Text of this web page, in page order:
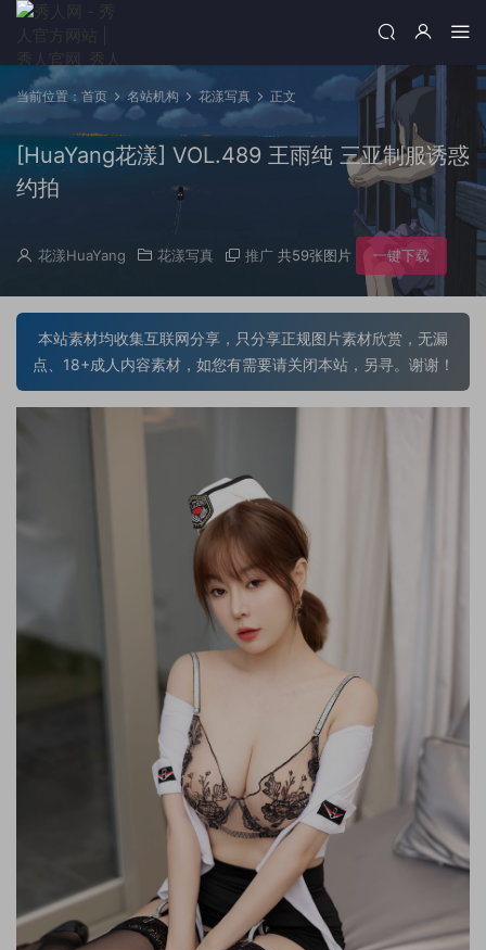
当前位置： 首页 名站机构 花漾写真 正文
[HuaYang花漾] VOL.489 王雨纯 三亚制服诱惑
约拍
花漾HuaYang 花漾写真 推广 共59张图片 一键下载
本站素材均收集互联网分享，只分享正规图片素材欣赏，无漏
点、18+成人内容素材，如您有需要请关闭本站，另寻。谢谢！